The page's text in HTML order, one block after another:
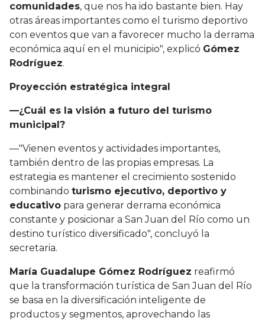
comunidades, que nos ha ido bastante bien. Hay
otras áreas importantes como el turismo deportivo
con eventos que van a favorecer mucho la derrama
económica aquí en el municipio", explicó Gómez
Rodríguez.
Proyección estratégica integral
—¿Cuál es la visión a futuro del turismo
municipal?
—"Vienen eventos y actividades importantes,
también dentro de las propias empresas. La
estrategia es mantener el crecimiento sostenido
combinando turismo ejecutivo, deportivo y
educativo para generar derrama económica
constante y posicionar a San Juan del Río como un
destino turístico diversificado", concluyó la
secretaria.
María Guadalupe Gómez Rodríguez reafirmó
que la transformación turística de San Juan del Río
se basa en la diversificación inteligente de
productos y segmentos, aprovechando las